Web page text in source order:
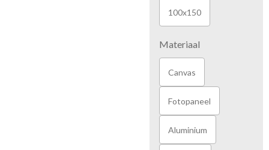
100x150
Materiaal
Canvas
Fotopaneel
Aluminium